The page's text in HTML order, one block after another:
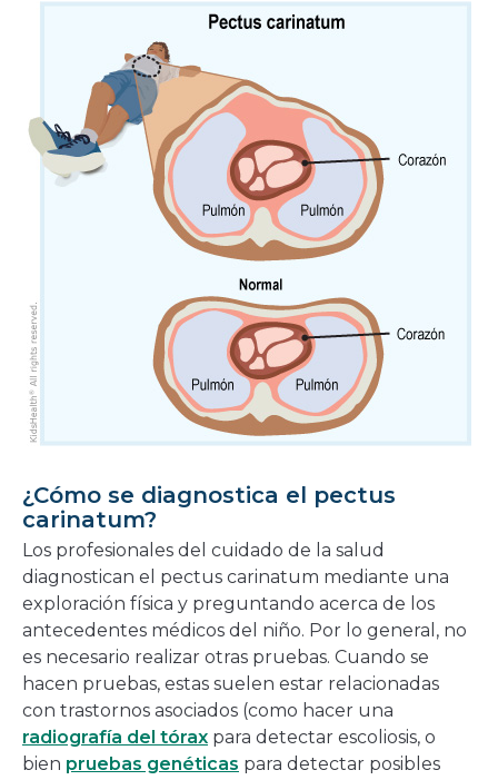
¿Cómo se diagnostica el pectus
carinatum?
Los profesionales del cuidado de la salud
diagnostican el pectus carinatum mediante una
exploración física y preguntando acerca de los
antecedentes médicos del niño. Por lo general, no
es necesario realizar otras pruebas. Cuando se
hacen pruebas, estas suelen estar relacionadas
con trastornos asociados (como hacer una
radiografía del tórax para detectar escoliosis, o
bien pruebas genéticas para detectar posibles